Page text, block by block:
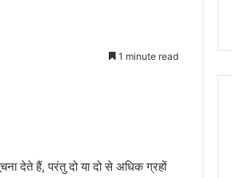
1 minute read
देते हैं, परंतु दो या दो से अधिक ग्रहों